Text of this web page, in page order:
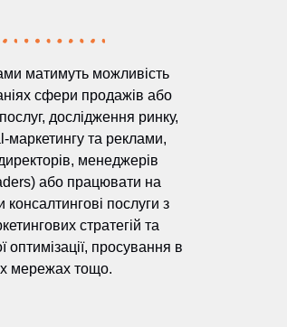
матимуть можливість
сфери продажів або
дослідження ринку,
маркетингу та реклами,
менеджерів
або працювати на
послуги з
стратегій та
оптимізації, просування в
мережах тощо.